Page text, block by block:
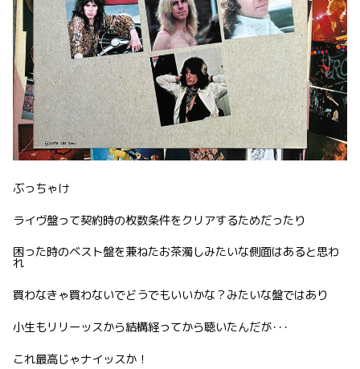
ぶっちゃけ
ライヴ盤って契約時の枚数条件をクリアするためだったり
困った時のベスト盤を兼ねたお茶濁しみたいな側面はあると思わ
れ
買わなきゃ買わないでどうでもいいかな？みたいな盤ではあり
小生もリリーッスから結構経ってから聴いたんだが･･･
これ最高じゃナイッスか！